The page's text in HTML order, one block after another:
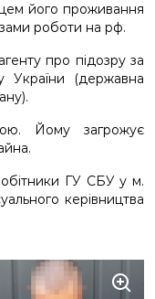
його проживання
роботи на рф.
про підозру за
України (державна
Йому загрожує
ГУ СБУ у м.
керівництва